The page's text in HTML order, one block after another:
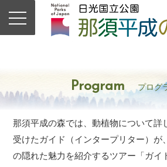
Program プログ
那須平成の森では、動植物について詳
受けたガイド（インタープリター）が
の隠れた魅力を紹介するツアー「ガイ